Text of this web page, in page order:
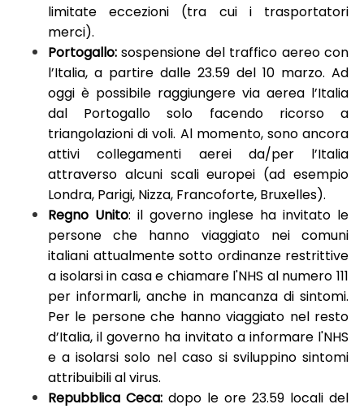
limitate eccezioni (tra cui i trasportatori
merci).
Portogallo: sospensione del traffico aereo con
l’Italia, a partire dalle 23.59 del 10 marzo. Ad
oggi è possibile raggiungere via aerea l’Italia
dal Portogallo solo facendo ricorso a
triangolazioni di voli. Al momento, sono ancora
attivi collegamenti aerei da/per l’Italia
attraverso alcuni scali europei (ad esempio
Londra, Parigi, Nizza, Francoforte, Bruxelles).
Regno Unito: il governo inglese ha invitato le
persone che hanno viaggiato nei comuni
italiani attualmente sotto ordinanze restrittive
a isolarsi in casa e chiamare l'NHS al numero 111
per informarli, anche in mancanza di sintomi.
Per le persone che hanno viaggiato nel resto
d’Italia, il governo ha invitato a informare l'NHS
e a isolarsi solo nel caso si sviluppino sintomi
attribuibili al virus.
Repubblica Ceca: dopo le ore 23.59 locali del